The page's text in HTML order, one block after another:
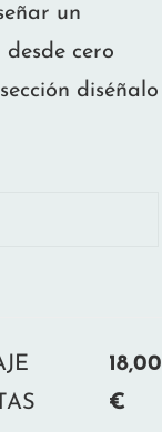
un
cero
diséñalo
18,00
€